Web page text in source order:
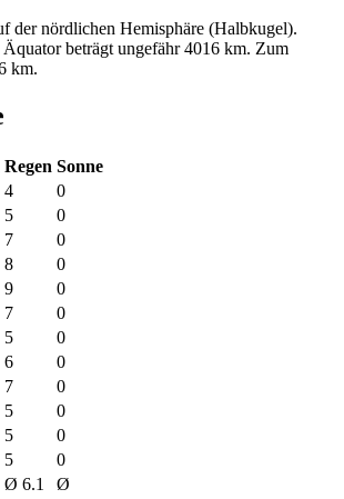
der nördlichen Hemisphäre (Halbkugel).
beträgt ungefähr 4016 km. Zum
km.
Regen Sonne
4
0
5
0
7
0
8
0
9
0
7
0
5
0
6
0
7
0
5
0
5
0
5
0
Ø 6.1 Ø